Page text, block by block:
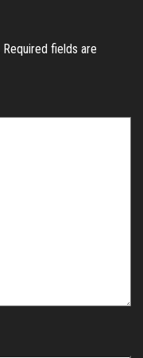
Required fields are